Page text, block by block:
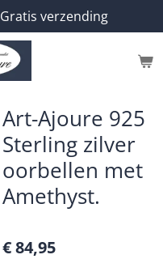
Gratis verzending
Art-Ajoure 925
Sterling zilver
oorbellen met
Amethyst.
€ 84,95